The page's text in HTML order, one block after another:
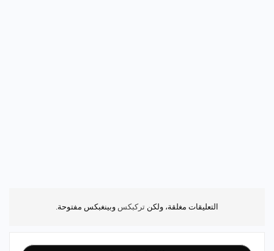
التعليقات مغلقة، ولكن تركبكس وبينغبكس مفتوحة.